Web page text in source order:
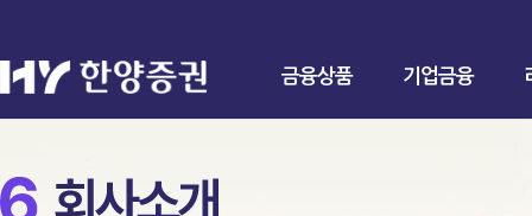
금융상품 기업금융